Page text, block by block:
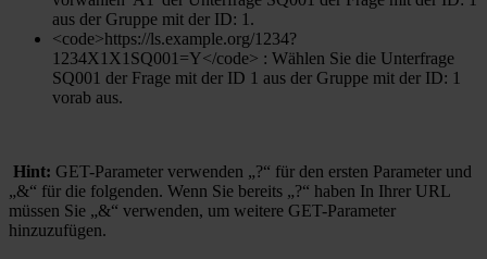
aus der Gruppe mit der ID: 1.
<code>https://ls.example.org/1234?
1234X1X1SQ001=Y</code> : Wählen Sie die Unterfrage
SQ001 der Frage mit der ID 1 aus der Gruppe mit der ID: 1
vorab aus.
Hint: GET-Parameter verwenden „?“ für den ersten Parameter und
„&“ für die folgenden. Wenn Sie bereits „?“ haben In Ihrer URL
müssen Sie „&“ verwenden, um weitere GET-Parameter
hinzuzufügen.